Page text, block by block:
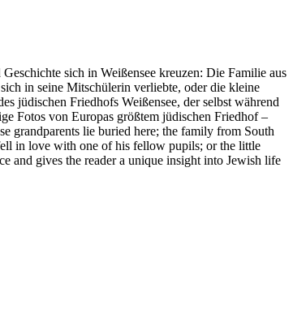
sich in Weißensee kreuzen: Die Familie aus
in seine Mitschülerin verliebte, oder die kleine
jüdischen Friedhofs Weißensee, der selbst während
Fotos von Europas größtem jüdischen Friedhof –
grandparents lie buried here; the family from South
in love with one of his fellow pupils; or the little
and gives the reader a unique insight into Jewish life